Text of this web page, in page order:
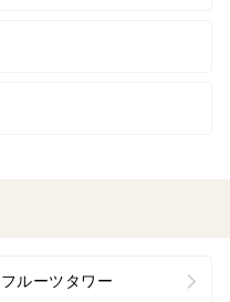
フルーツタワー